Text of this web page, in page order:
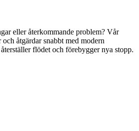
eller återkommande problem? Vår
åtgärdar snabbt med modern
flödet och förebygger nya stopp.